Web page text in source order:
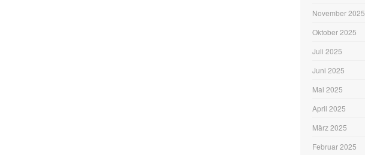
November 2025
Oktober 2025
Juli 2025
Juni 2025
Mai 2025
April 2025
März 2025
Februar 2025